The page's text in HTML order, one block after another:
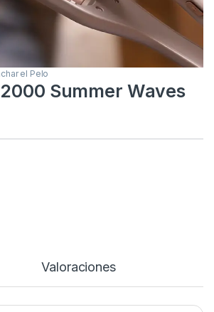
el Pelo
Summer Waves
Valoraciones